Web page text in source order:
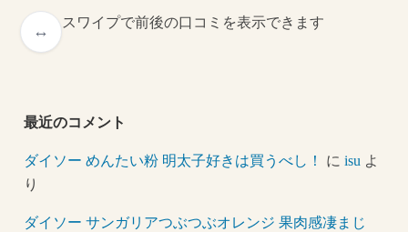
スワイプで前後の口コミを表示できます
最近のコメント
ダイソー めんたい粉 明太子好きは買うべし！ にisu よ
り
ダイソー サンガリアつぶつぶオレンジ 果肉感凄まじ